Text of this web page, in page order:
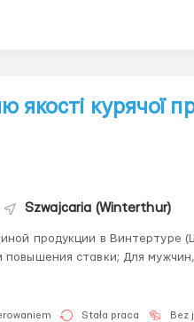
якості курячої
Szwajcaria (Winterthur)
продукции в Винтертуре
повышения ставки; Для
Stała praca Bez